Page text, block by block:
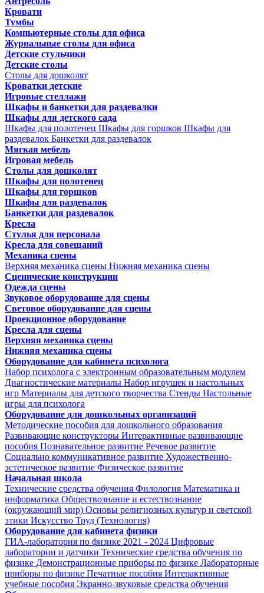
Кровати
Тумбы
Компьютерные столы для офиса
Журнальные столы для офиса
Детские стульчики
Детские столы
Столы для дошколят
Кроватки детские
Игровые стеллажи
Шкафы и банкетки для раздевалки
Шкафы для детского сада
Шкафы для полотенец Шкафы для горшков Шкафы для
раздевалок Банкетки для раздевалок
Мягкая мебель
Игровая мебель
Столы для дошколят
Шкафы для полотенец
Шкафы для горшков
Шкафы для раздевалок
Банкетки для раздевалок
Кресла
Стулья для персонала
Кресла для совещаний
Механика сцены
Верхняя механика сцены Нижняя механика сцены
Сценические конструкции
Одежда сцены
Звуковое оборудование для сцены
Световое оборудование для сцены
Проекционное оборудование
Кресла для сцены
Верхняя механика сцены
Нижняя механика сцены
Оборудование для кабинета психолога
Набор психолога с электронным образовательным модулем
Диагностические материалы Набор игрушек и настольных
игр Материалы для детского творчества Стенды Настольные
игры для психолога
Оборудование для дошкольных организаций
Методические пособия для дошкольного образования
Развивающие конструкторы Интерактивные развивающие
пособия Познавательное развитие Речевое развитие
Социально коммуникативное развитие Художественно-
эстетическое развитие Физическое развитие
Начальная школа
Технические средства обучения Филология Математика и
информатика Обществознание и естествознание
(окружающий мир) Основы религиозных культур и светской
этики Искусство Труд (Технология)
Оборудование для кабинета физики
ГИА-лаборатория по физике 2021 - 2024 Цифровые
лаборатории и датчики Технические средства обучения по
физике Демонстрационные приборы по физике Лабораторные
приборы по физике Печатные пособия Интерактивные
учебные пособия Экранно-звуковые средства обучения